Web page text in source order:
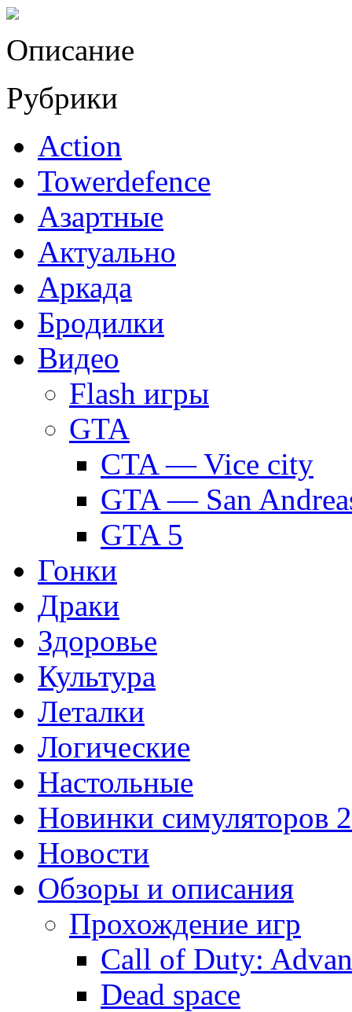
Описание
Рубрики
Action
Towerdefence
Азартные
Актуально
Аркада
Бродилки
Видео
Flash игры
GTA
CTA — Vice city
GTA — San
GTA 5
Гонки
Драки
Здоровье
Культура
Леталки
Логические
Настольные
Новинки симуляторов
Новости
Обзоры и описания
Прохождение игр
Call of Duty:
Dead space